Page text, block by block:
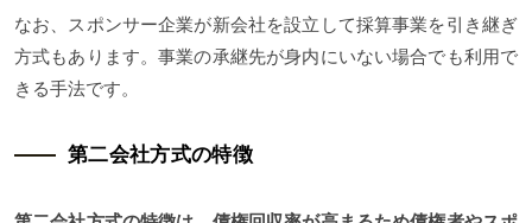
なお、スポンサー企業が新会社を設立して採算事業を引き継ぎ
方式もあります。事業の承継先が身内にいない場合でも利用で
きる手法です。
第二会社方式の特徴